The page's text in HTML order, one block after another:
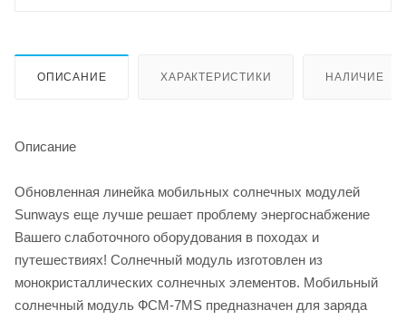
ОПИСАНИЕ ХАРАКТЕРИСТИКИ НАЛИЧИЕ
Описание
Обновленная линейка мобильных солнечных модулей
Sunways еще лучше решает проблему энергоснабжение
Вашего слаботочного оборудования в походах и
путешествиях! Солнечный модуль изготовлен из
монокристаллических солнечных элементов. Мобильный
солнечный модуль ФСМ-7МS предназначен для заряда